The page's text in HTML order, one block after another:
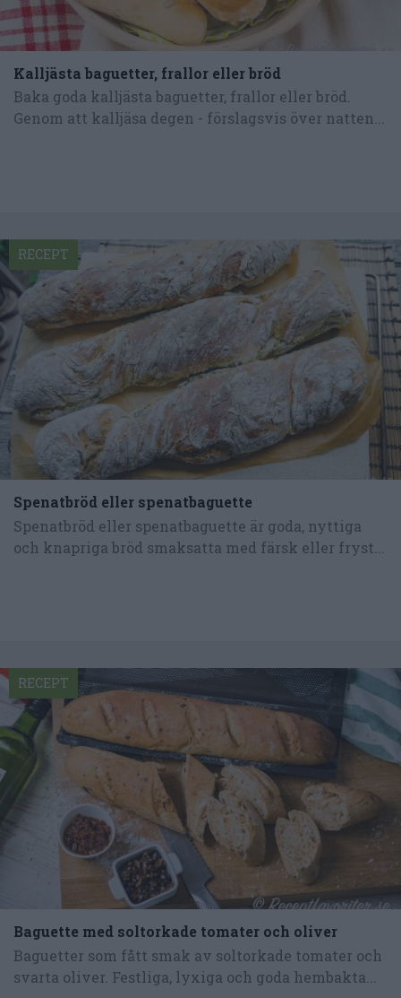
Kalljästa baguetter, frallor eller bröd
Baka goda kalljästa baguetter, frallor eller bröd.
Genom att kalljäsa degen - förslagsvis över natten...
Spenatbröd eller spenatbaguette
Spenatbröd eller spenatbaguette är goda, nyttiga
och knapriga bröd smaksatta med färsk eller fryst...
RECEPT
Baguette med soltorkade tomater och oliver
Baguetter som fått smak av soltorkade tomater och
svarta oliver. Festliga, lyxiga och goda hembakta...
RECEPT